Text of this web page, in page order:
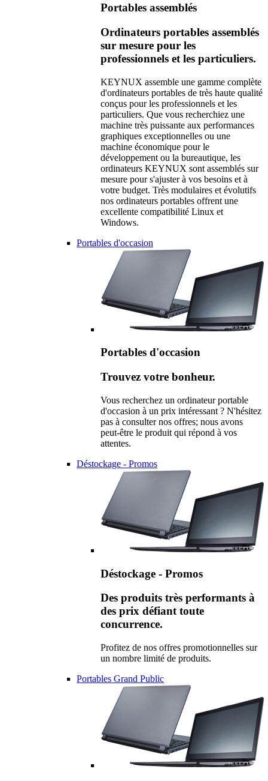
Portables assemblés
Ordinateurs portables assemblés
sur mesure pour les
professionnels et les particuliers.
KEYNUX assemble une gamme complète
d'ordinateurs portables de très haute qualité
conçus pour les professionnels et les
particuliers. Que vous recherchiez une
machine très puissante aux performances
graphiques exceptionnelles ou une
machine économique pour le
développement ou la bureautique, les
ordinateurs KEYNUX sont assemblés sur
mesure pour s'ajuster à vos besoins et à
votre budget. Très modulaires et évolutifs
nos ordinateurs portables offrent une
excellente compatibilité Linux et
Windows.
Portables d'occasion
Portables d'occasion
Trouvez votre bonheur.
Vous recherchez un ordinateur portable
d'occasion à un prix intéressant ? N'hésitez
pas à consulter nos offres; nous avons
peut-être le produit qui répond à vos
attentes.
Déstockage - Promos
Déstockage - Promos
Des produits très performants à
des prix défiant toute
concurrence.
Profitez de nos offres promotionnelles sur
un nombre limité de produits.
Portables Grand Public